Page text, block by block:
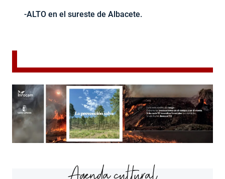
-ALTO en el sureste de Albacete.